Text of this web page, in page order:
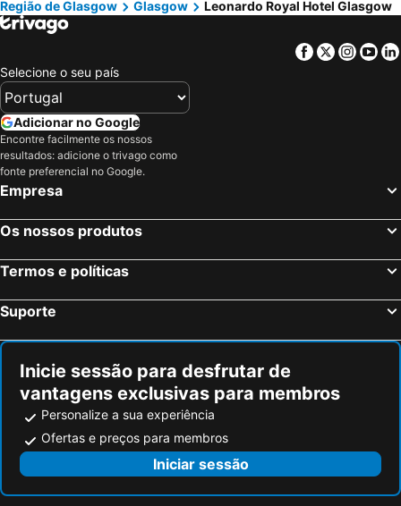
Região de Glasgow
Glasgow Leonardo Royal Hotel Glasgow
Facebook
Twitter
Selecione o seu país
Adicionar no Google
Encontre facilmente os nossos
resultados: adicione o trivago como
fonte preferencial no Google.
Empresa
Os nossos produtos
Termos e políticas
Suporte
Inicie sessão para desfrutar de
vantagens exclusivas para membros
Personalize a sua experiência
Ofertas e preços para membros
Iniciar sessão